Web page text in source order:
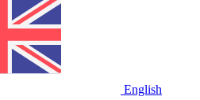
English